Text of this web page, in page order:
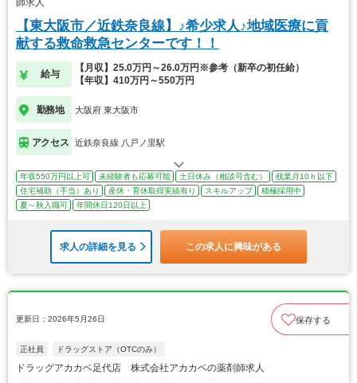
師求人
【東大阪市／近鉄奈良線】♪希少求人♪地域医療に貢
献する救命救急センターです！！
給与
【月収】25.0万円～26.0万円※参考（新卒の初任給）
【年収】410万円～550万円
勤務地 大阪府 東大阪市
アクセス 近鉄奈良線 八戸ノ里駅
年収550万円以上可 未経験者も応募可能 土日休み（相談可含む）
残業月10ｈ以下
住宅補助（手当）あり
産休・育休取得実績有り スキルアップ
積極採用中
夏～秋入職可
年間休日120日以上
求人の詳細を見る この求人に興味がある
更新日：2026年5月26日 保存する
正社員 ドラッグストア（OTCのみ）
ドラッグアカカベ足代店 株式会社アカカベの薬剤師求人